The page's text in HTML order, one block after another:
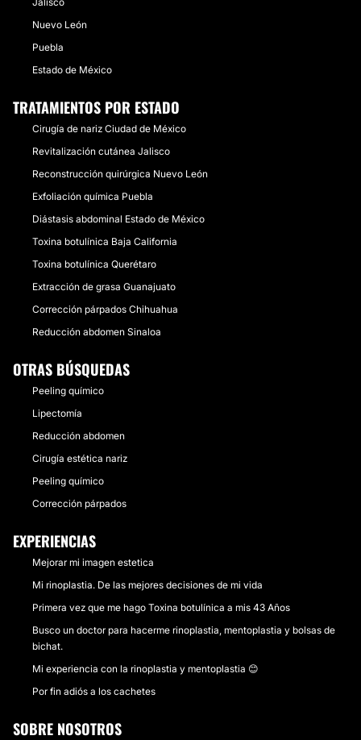
Nuevo León
Puebla
Estado de México
TRATAMIENTOS POR ESTADO
Cirugía de nariz Ciudad de México
Revitalización cutánea Jalisco
Reconstrucción quirúrgica Nuevo León
Exfoliación química Puebla
Diástasis abdominal Estado de México
Toxina botulínica Baja California
Toxina botulínica Querétaro
Extracción de grasa Guanajuato
Corrección párpados Chihuahua
Reducción abdomen Sinaloa
OTRAS BÚSQUEDAS
Peeling químico
Lipectomía
Reducción abdomen
Cirugía estética nariz
Peeling químico
Corrección párpados
EXPERIENCIAS
Mejorar mi imagen estetica
Mi rinoplastia. De las mejores decisiones de mi vida
Primera vez que me hago Toxina botulínica a mis 43 Años
Busco un doctor para hacerme rinoplastia, mentoplastia y bolsas de
bichat.
Mi experiencia con la rinoplastia y mentoplastia 😊
Por fin adiós a los cachetes
SOBRE NOSOTROS